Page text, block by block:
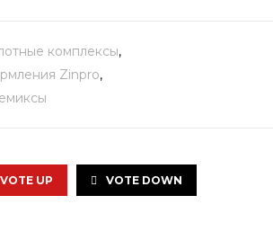
комплексы,
Zinpro,
VOTE UP VOTE DOWN